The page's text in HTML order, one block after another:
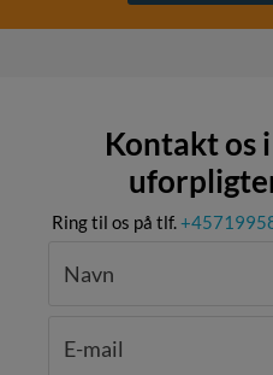
Kontakt os
Ring til os på tlf.